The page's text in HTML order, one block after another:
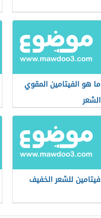
ما هو الفيتامين المقوي
الشعر
فيتامين للشعر الخفيف